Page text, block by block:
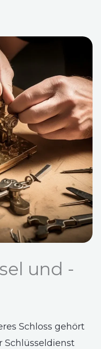
und -
Schloss gehört
Schlüsseldienst